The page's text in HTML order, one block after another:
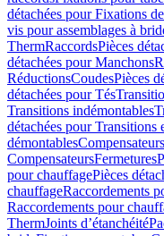
détachées pour Fixations
vis pour assemblages à
ThermRaccordsPièces
détachées pour Manchons
RéductionsCoudesPièces
détachées pour Tés
Transitions indémontables
détachées pour Transitions
démontablesCompensateurs
CompensateursFermetures
pour chauffagePièces
chauffageRaccordements
Raccordements pour
ThermJoints d’étanchéité